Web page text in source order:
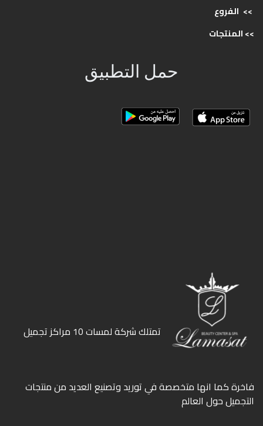
>> الفروع
>>المنتجات
حمل التطبيق
ﺗﻤﺘﻠﻚ ﺷﺮﻛﺔ ﻟﻤﺴﺎت 10 ﻣﺮاﻛﺰ ﺗﺠﻤﻴﻞ
ﻓﺎﺧﺮة كما انها ﻣﺘﺨﺼﺼﺔ ﻓﻲ ﺗﻮرﻳﺪ وﺗﺼﻨﻴﻊ اﻟﻌﺪﻳﺪ ﻣﻦ ﻣﻨﺘﺠﺎت
اﻟﺘﺠﻤﻴﻞ ﺣﻮل اﻟﻌﺎﻟﻢ